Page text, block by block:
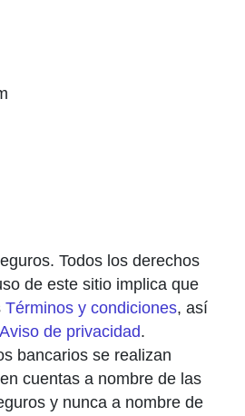
Todos los derechos
de este sitio implica que
Términos y condiciones, así
Aviso de privacidad.
bancarios se realizan
cuentas a nombre de las
y nunca a nombre de